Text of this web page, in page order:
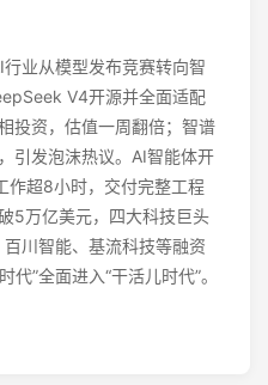
业从模型发布竞赛转向智
V4开源并全面适配
投资，估值一周翻倍；智谱
引发泡沫热议。AI智能体开
作超8小时，交付完整工程
5万亿美元，四大科技巨头
川智能、基流科技等融资
”全面进入“干活儿时代”。